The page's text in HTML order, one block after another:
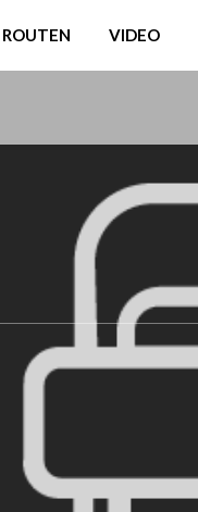
ROUTEN VIDEO